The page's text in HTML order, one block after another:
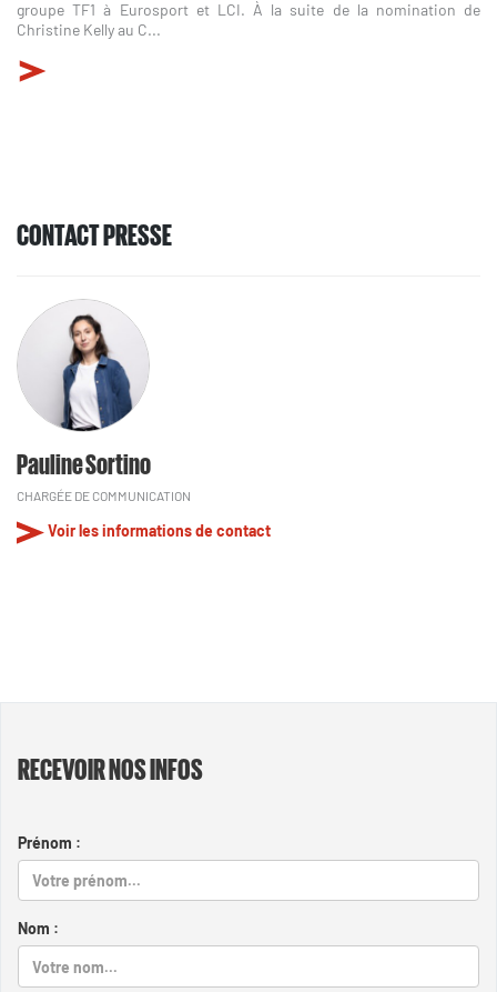
groupe TF1 à Eurosport et LCI. À la suite de la nomination de
Christine Kelly au C...
CONTACT PRESSE
Pauline Sortino
CHARGÉE DE COMMUNICATION
Voir les informations de contact
RECEVOIR NOS INFOS
Prénom :
Nom :